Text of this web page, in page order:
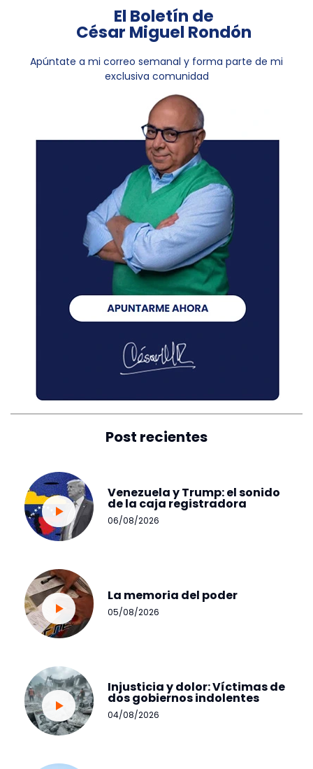
El Boletín de
César Miguel Rondón
Apúntate a mi correo semanal y forma parte de mi
exclusiva comunidad
Post recientes
Venezuela y Trump: el sonido
de la caja registradora
06/08/2026
La memoria del poder
05/08/2026
Injusticia y dolor: Víctimas de
dos gobiernos indolentes
04/08/2026